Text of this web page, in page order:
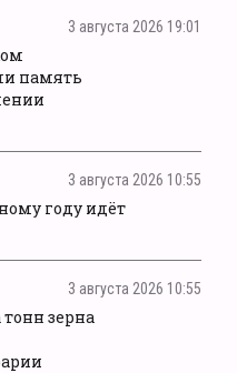
3 августа 2026 19:01
память
3 августа 2026 10:55
году идёт
3 августа 2026 10:55
зерна